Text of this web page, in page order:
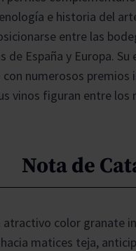
e historia del
entre las
de España y Europa.
numerosos premios
vinos figuran entre los
Nota de
atractivo color granate
matices teja,